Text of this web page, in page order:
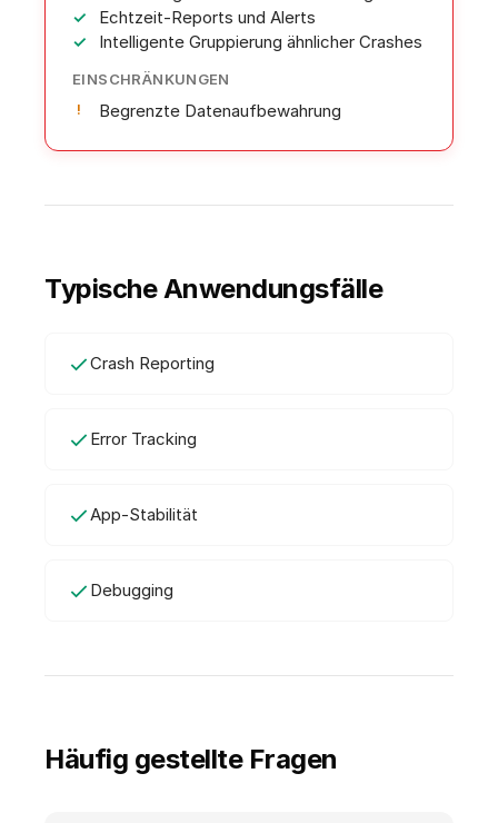
Echtzeit-Reports und Alerts
Intelligente Gruppierung ähnlicher Crashes
EINSCHRÄNKUNGEN
Begrenzte Datenaufbewahrung
Typische Anwendungsfälle
Crash Reporting
Error Tracking
App-Stabilität
Debugging
Häufig gestellte Fragen